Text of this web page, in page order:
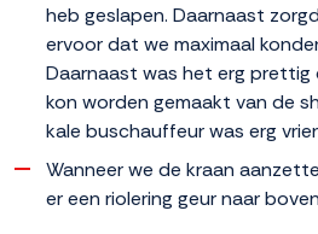
heb geslapen. Daarnaast
ervoor dat we maximaal
Daarnaast was het erg prettig
kon worden gemaakt van de
kale buschauffeur was erg
Wanneer we de kraan
er een riolering geur naar